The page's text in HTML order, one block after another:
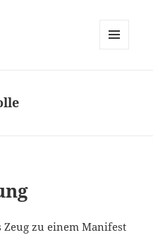
Zeug zu einem Manifest